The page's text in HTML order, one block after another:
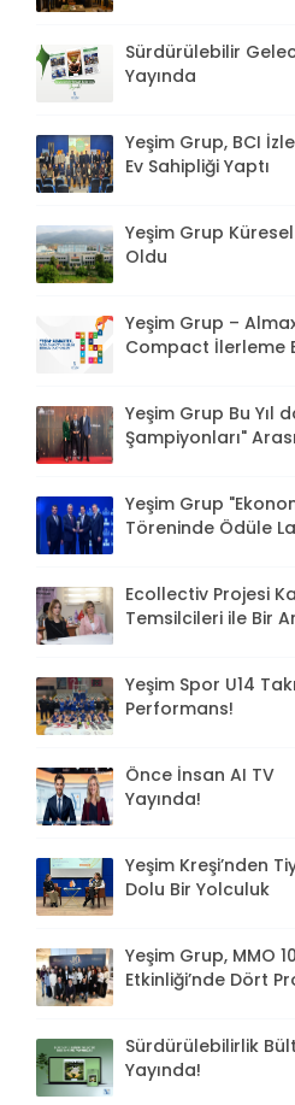
Sürdürülebilir
Yayında
Yeşim Grup, BCI
Ev Sahipliği Yaptı
Yeşim Grup
Oldu
Yeşim Grup –
Compact İlerleme
Yeşim Grup Bu Yıl
Şampiyonları"
Yeşim Grup
Töreninde Ödüle
Ecollectiv Projesi
Temsilcileri ile Bir
Yeşim Spor U14
Performans!
Önce İnsan AI TV
Yayında!
Yeşim Kreşi’nden
Dolu Bir Yolculuk
Yeşim Grup, MMO
Etkinliği’nde Dört
Sürdürülebilirlik
Yayında!